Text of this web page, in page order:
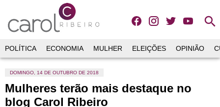
search
POLÍTICA ECONOMIA MULHER ELEIÇÕES OPINIÃO
DOMINGO, 14 DE OUTUBRO DE 2018
Mulheres terão mais destaque no
blog Carol Ribeiro